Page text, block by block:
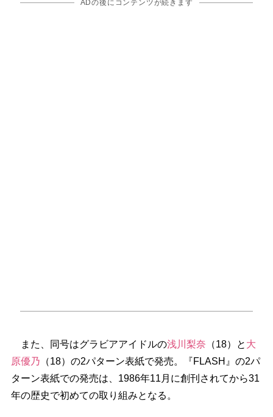
ADの後にコンテンツが続きます
また、同号はグラビアアイドルの浅川梨奈 （18）と 大
原優乃 （18）の2パターン表紙で発売。『FLASH』の2パ
ターン表紙での発売は、1986年11月に創刊されてから31
年の歴史で初めての取り組みとなる。